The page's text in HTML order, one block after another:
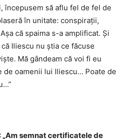
începusem să aflu fel de fel de
în unitate: conspiraţii,
că spaima s-a amplificat. Şi
Iliescu nu ştia ce făcuse
Mă gândeam că voi fi eu
de oamenii lui Iliescu… Poate de
„Am semnat certificatele de